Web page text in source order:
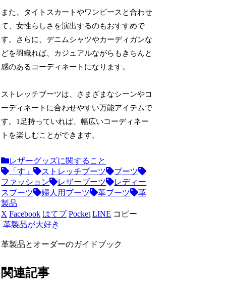
また、タイトスカートやワンピースと合わせ
て、女性らしさを演出するのもおすすめで
す。さらに、デニムシャツやカーディガンな
どを羽織れば、カジュアルながらもきちんと
感のあるコーディネートになります。
ストレッチブーツは、さまざまなシーンやコ
ーディネートに合わせやすい万能アイテムで
す。1足持っていれば、幅広いコーディネー
トを楽しむことができます。
レザーグッズに関すること
「す」
ストレッチブーツ
ブーツ
ファッション
レザーブーツ
レディー
スブーツ
婦人用ブーツ 革ブーツ
革
製品
X Facebook はてブ Pocket LINE コピー
革製品が大好き
革製品とオーダーのガイドブック
関連記事